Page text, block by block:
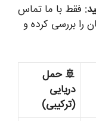
فقط با ما تماس
را بررسی کرده و
🚢 حمل
دریایی
(ترکیبی)